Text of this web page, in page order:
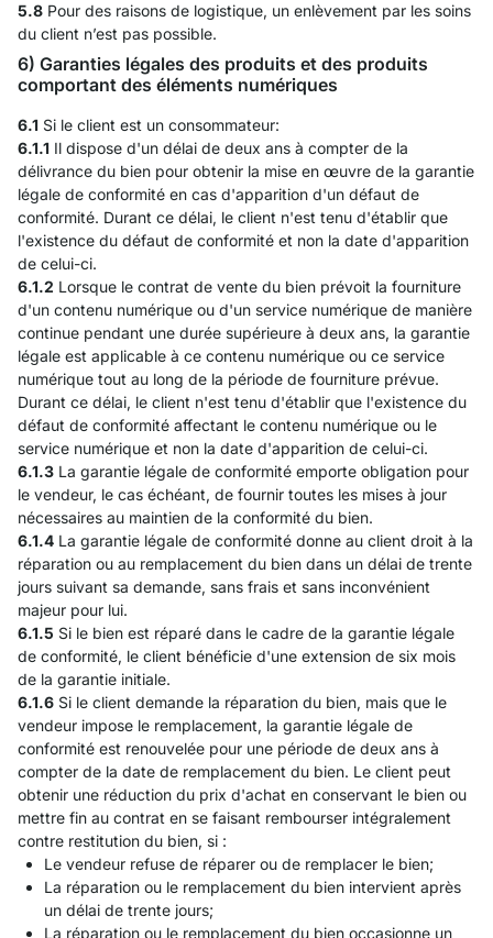
5.8 Pour des raisons de logistique, un enlèvement par les soins
du client n’est pas possible.
6) Garanties légales des produits et des produits
comportant des éléments numériques
6.1 Si le client est un consommateur:
6.1.1 Il dispose d'un délai de deux ans à compter de la
délivrance du bien pour obtenir la mise en œuvre de la garantie
légale de conformité en cas d'apparition d'un défaut de
conformité. Durant ce délai, le client n'est tenu d'établir que
l'existence du défaut de conformité et non la date d'apparition
de celui-ci.
6.1.2 Lorsque le contrat de vente du bien prévoit la fourniture
d'un contenu numérique ou d'un service numérique de manière
continue pendant une durée supérieure à deux ans, la garantie
légale est applicable à ce contenu numérique ou ce service
numérique tout au long de la période de fourniture prévue.
Durant ce délai, le client n'est tenu d'établir que l'existence du
défaut de conformité affectant le contenu numérique ou le
service numérique et non la date d'apparition de celui-ci.
6.1.3 La garantie légale de conformité emporte obligation pour
le vendeur, le cas échéant, de fournir toutes les mises à jour
nécessaires au maintien de la conformité du bien.
6.1.4 La garantie légale de conformité donne au client droit à la
réparation ou au remplacement du bien dans un délai de trente
jours suivant sa demande, sans frais et sans inconvénient
majeur pour lui.
6.1.5 Si le bien est réparé dans le cadre de la garantie légale
de conformité, le client bénéficie d'une extension de six mois
de la garantie initiale.
6.1.6 Si le client demande la réparation du bien, mais que le
vendeur impose le remplacement, la garantie légale de
conformité est renouvelée pour une période de deux ans à
compter de la date de remplacement du bien. Le client peut
obtenir une réduction du prix d'achat en conservant le bien ou
mettre fin au contrat en se faisant rembourser intégralement
contre restitution du bien, si :
Le vendeur refuse de réparer ou de remplacer le bien;
La réparation ou le remplacement du bien intervient après
un délai de trente jours;
La réparation ou le remplacement du bien occasionne un